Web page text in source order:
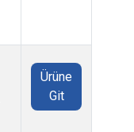
Ürüne
Git